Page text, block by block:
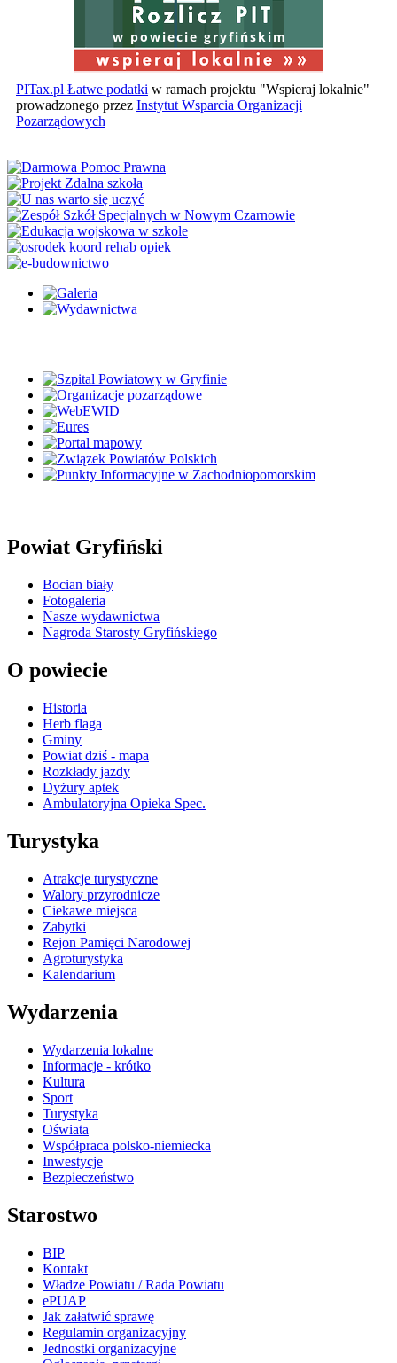
w powiecie gryfińskim
PITax.pl Łatwe podatki w ramach projektu "Wspieraj lokalnie"
prowadzonego przez Instytut Wsparcia Organizacji
Pozarządowych
Powiat Gryfiński
Bocian biały
Fotogaleria
Nasze wydawnictwa
Nagroda Starosty Gryfińskiego
O powiecie
Historia
Herb flaga
Gminy
Powiat dziś - mapa
Rozkłady jazdy
Dyżury aptek
Ambulatoryjna Opieka Spec.
Turystyka
Atrakcje turystyczne
Walory przyrodnicze
Ciekawe miejsca
Zabytki
Rejon Pamięci Narodowej
Agroturystyka
Kalendarium
Wydarzenia
Wydarzenia lokalne
Informacje - krótko
Kultura
Sport
Turystyka
Oświata
Współpraca polsko-niemiecka
Inwestycje
Bezpieczeństwo
Starostwo
BIP
Kontakt
Władze Powiatu / Rada Powiatu
ePUAP
Jak załatwić sprawę
Regulamin organizacyjny
Jednostki organizacyjne